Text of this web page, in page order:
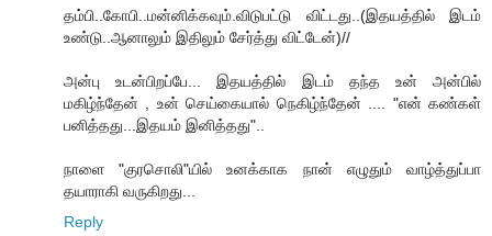
தம்பி..கோபி..மன்னிக்கவும்.விடுபட்டு விட்டது..(இதயத்தில் இடம்
உண்டு..ஆனாலும் இதிலும் சேர்த்து விட்டேன்)//
அன்பு உடன்பிறப்பே... இதயத்தில் இடம் தந்த உன் அன்பில்
மகிழ்ந்தேன் , உன் செய்கையால் நெகிழ்ந்தேன் .... "என் க‌ண்க‌ள்
ப‌னித்த‌து...இத‌ய‌ம் இனித்த‌து"..
நாளை "குரசொலி"யில் உனக்காக நான் எழுதும் வாழ்த்துப்பா
தயாராகி வருகிறது...
Reply